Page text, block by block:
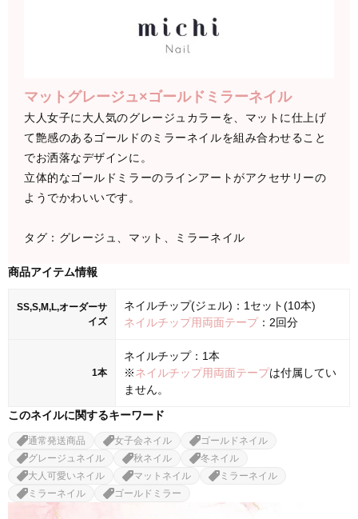
マットグレージュ×ゴールドミラーネイル
大人女子に大人気のグレージュカラーを、マットに仕上げ
て艶感のあるゴールドのミラーネイルを組み合わせること
でお洒落なデザインに。
立体的なゴールドミラーのラインアートがアクセサリーの
ようでかわいいです。
タグ：グレージュ、マット、ミラーネイル
商品アイテム情報
SS,S,M,L,オーダーサ
イズ
ネイルチップ(ジェル)：1セット(10本)
ネイルチップ用両面テープ：2回分
1本
ネイルチップ：1本
※ネイルチップ用両面テープは付属してい
ません。
このネイルに関するキーワード
通常発送商品 女子会ネイル
ゴールドネイル
グレージュネイル
秋ネイル
冬ネイル
大人可愛いネイル
マットネイル
ミラーネイル
ミラーネイル
ゴールドミラー